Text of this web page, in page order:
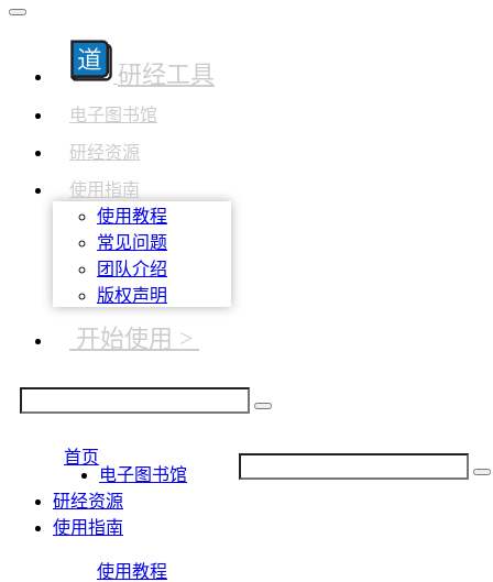
研经工具
电子图书馆
研经资源
使用指南
使用教程
常见问题
团队介绍
版权声明
开始使用 >
首页
电子图书馆
研经资源
使用指南
使用教程